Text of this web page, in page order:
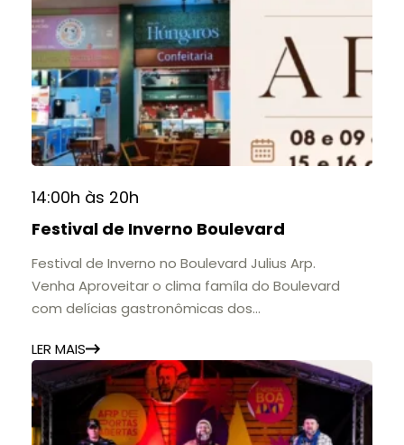
Friburgo e do Brasil.
A mostra convida o público a conhecer o legado
do Colégio Anchieta por meio de documentos,
histórias e marcos que evidenciam sua
contribuição para a educação, a cultura e a
formação de gerações.
📍 Casarão Julius Arp
📅 Até 30 de setembro
11h às 17h
🎟️ Entrada gratuita.
14:00h às 20h
Festival de Inverno Boulevard
Festival de Inverno no Boulevard Julius Arp.
Venha Aproveitar o clima famíla do Boulevard
com delícias gastronômicas dos
LER MAIS